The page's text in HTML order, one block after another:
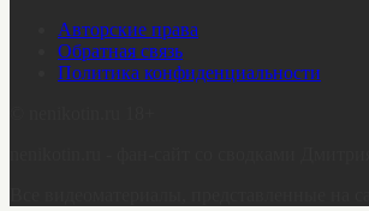
Авторские права
Обратная связь
Политика конфиденциальности